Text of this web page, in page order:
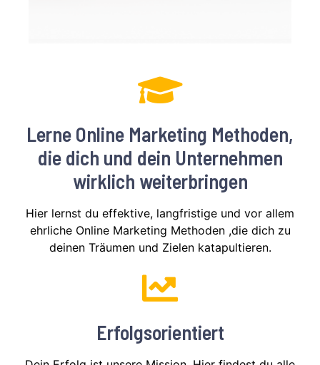
Lerne Online Marketing Methoden,
die dich und dein Unternehmen
wirklich weiterbringen
Hier lernst du effektive, langfristige und vor allem
ehrliche Online Marketing Methoden ,die dich zu
deinen Träumen und Zielen katapultieren.
Erfolgsorientiert